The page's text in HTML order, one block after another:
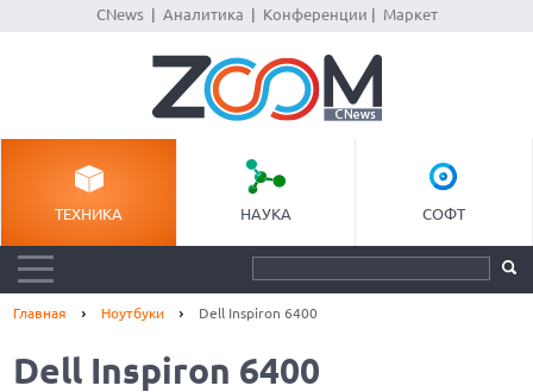
CNews| Аналитика Конференции Маркет
ТЕХНИКА НАУКА СОФТ
Главная Ноутбуки Dell Inspiron 6400
Dell Inspiron 6400